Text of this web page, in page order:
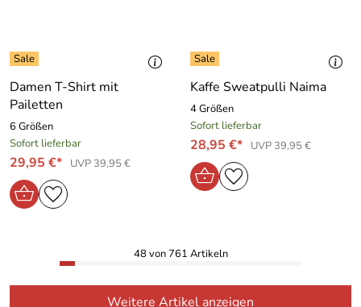
Damen T-Shirt mit
Pailetten
6 Größen
Sofort lieferbar
29,95 €* UVP 39,95 €
Kaffe Sweatpulli Naima
4 Größen
Sofort lieferbar
28,95 €* UVP 39,95 €
48 von 761 Artikeln
Weitere Artikel anzeigen